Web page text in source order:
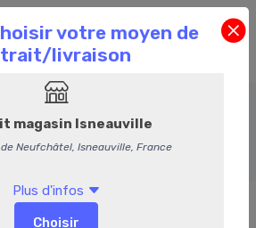
Les Pannés
en Ligne Les Pannés